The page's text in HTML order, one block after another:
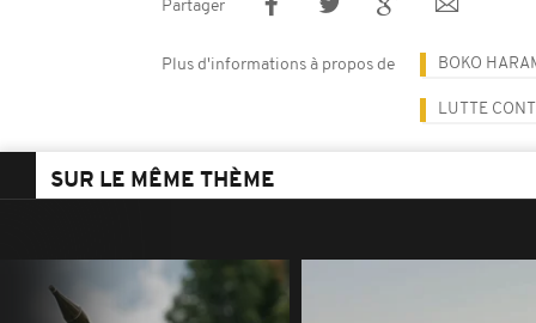
Partager
Plus d'informations à propos de BOKO
LUTTE
SUR LE MÊME THÈME